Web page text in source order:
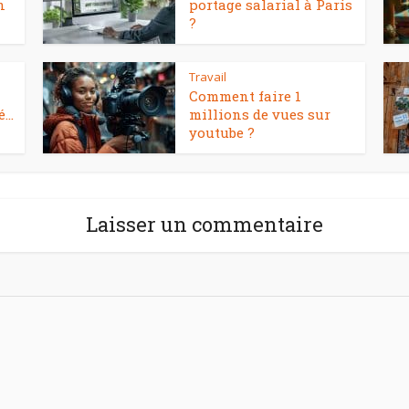
portage salarial à Paris
?
Travail
Comment faire 1
millions de vues sur
youtube ?
Laisser un commentaire